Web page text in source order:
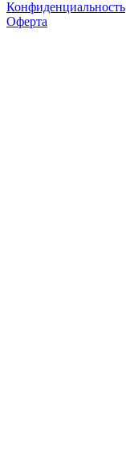
Конфиденциальность
Оферта